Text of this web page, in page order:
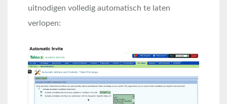
uitnodigen volledig automatisch te laten
verlopen: